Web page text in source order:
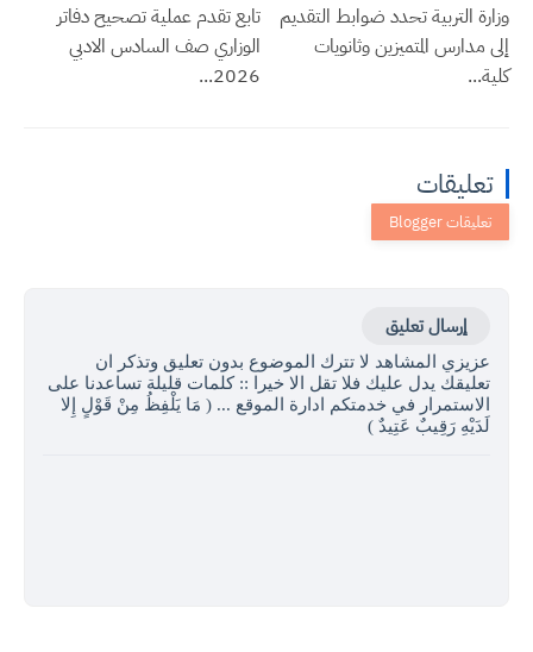
وزارة التربية تحدد ضوابط التقديم
إلى مدارس المتميزين وثانويات
كلية...
تابع تقدم عملية تصحيح دفاتر
الوزاري صف السادس الادبي
2026...
تعليقات
إرسال تعليق
عزيزي المشاهد لا تترك الموضوع بدون تعليق وتذكر ان
تعليقك يدل عليك فلا تقل الا خيرا :: كلمات قليلة تساعدنا على
الاستمرار في خدمتكم ادارة الموقع ... ( مَا يَلْفِظُ مِنْ قَوْلٍ إِلا
لَدَيْهِ رَقِيبٌ عَتِيدٌ )